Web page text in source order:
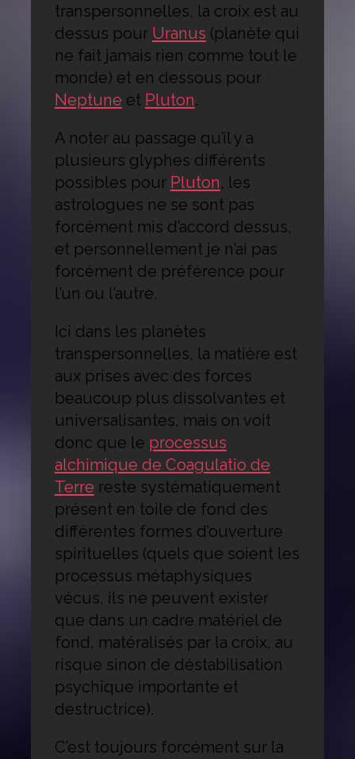
transpersonnelles, la croix est au
dessus pour Uranus (planète qui
ne fait jamais rien comme tout le
monde) et en dessous pour
Neptune et Pluton.
A noter au passage qu’il y a
plusieurs glyphes différents
possibles pour Pluton, les
astrologues ne se sont pas
forcément mis d’accord dessus,
et personnellement je n’ai pas
forcément de préférence pour
l’un ou l’autre.
Ici dans les planètes
transpersonnelles, la matière est
aux prises avec des forces
beaucoup plus dissolvantes et
universalisantes, mais on voit
donc que le processus
alchimique de Coagulatio de
Terre reste systématiquement
présent en toile de fond des
différentes formes d’ouverture
spirituelles (quels que soient les
processus métaphysiques
vécus, ils ne peuvent exister
que dans un cadre matériel de
fond, matéralisés par la croix, au
risque sinon de déstabilisation
psychique importante et
destructrice).
C’est toujours forcément sur la